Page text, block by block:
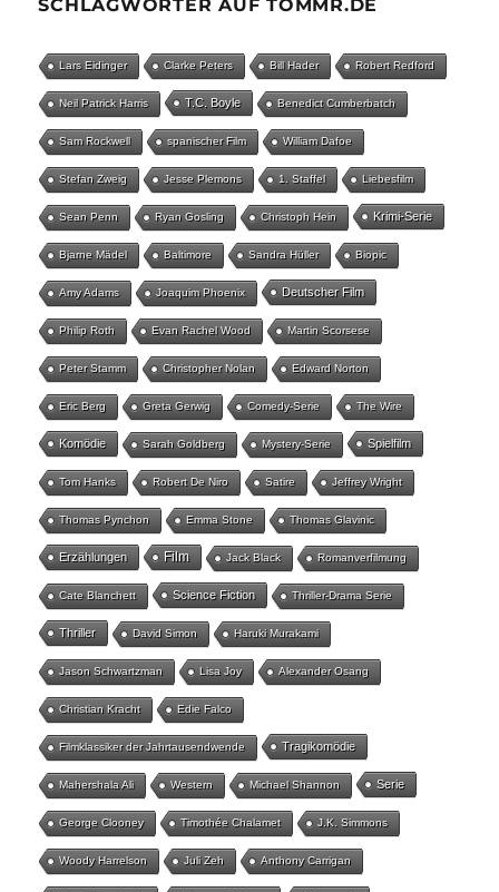
SCHLAGWÖRTER AUF TOMMR.DE
Lars Eidinger Clarke Peters Bill Hader Robert Redford
Neil Patrick Harris T.C. Boyle Benedict Cumberbatch
Sam Rockwell spanischer Film William Dafoe
Stefan Zweig Jesse Plemons 1. Staffel Liebesfilm
Sean Penn Ryan Gosling Christoph Hein Krimi-Serie
Bjarne Mädel Baltimore Sandra Hüller Biopic
Amy Adams Joaquim Phoenix Deutscher Film
Philip Roth Evan Rachel Wood Martin Scorsese
Peter Stamm Christopher Nolan Edward Norton
Eric Berg Greta Gerwig Comedy-Serie The Wire
Komödie Sarah Goldberg Mystery-Serie Spielfilm
Tom Hanks Robert De Niro Satire Jeffrey Wright
Thomas Pynchon Emma Stone Thomas Glavinic
Erzählungen Film Jack Black Romanverfilmung
Cate Blanchett Science Fiction Thriller-Drama Serie
Thriller David Simon Haruki Murakami
Jason Schwartzman Lisa Joy Alexander Osang
Christian Kracht Edie Falco
Filmklassiker der Jahrtausendwende Tragikomödie
Mahershala Ali Western Michael Shannon Serie
George Clooney Timothée Chalamet J.K. Simmons
Woody Harrelson Juli Zeh Anthony Carrigan